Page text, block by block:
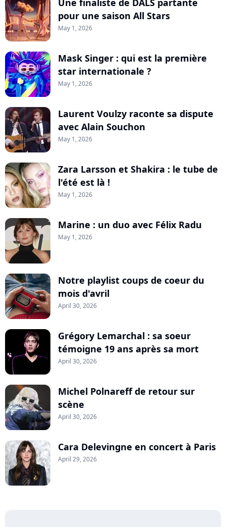
Une finaliste de DALS partante
pour une saison All Stars
May 1, 2026
Mask Singer : qui est la première
star internationale ?
May 1, 2026
Laurent Voulzy raconte sa dispute
avec Alain Souchon
May 1, 2026
Zara Larsson et Shakira : le tube de
l'été est là !
May 1, 2026
Marine : un duo avec Félix Radu
May 1, 2026
Notre playlist coups de coeur du
mois d'avril
April 30, 2026
Grégory Lemarchal : sa soeur
témoigne 19 ans après sa mort
April 30, 2026
Michel Polnareff de retour sur
scène
April 30, 2026
Cara Delevingne en concert à Paris
April 29, 2026